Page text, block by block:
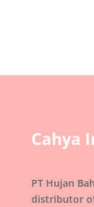
Cahya
PT Hujan
distributor